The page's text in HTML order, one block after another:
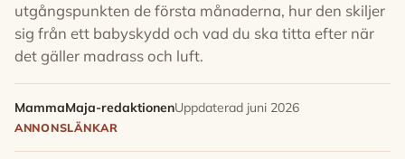
utgångspunkten de första månaderna, hur den skiljer
sig från ett babyskydd och vad du ska titta efter när
det gäller madrass och luft.
MammaMaja-redaktionenUppdaterad juni 2026
ANNONSLÄNKAR